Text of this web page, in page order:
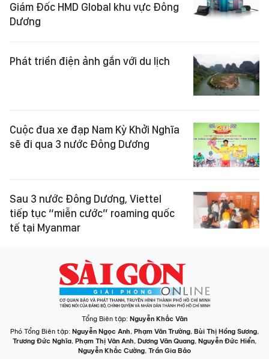
Giám Đốc HMD Global khu vực Đông
Dương
Phát triển điện ảnh gắn với du lịch
Cuộc đua xe đạp Nam Kỳ Khởi Nghĩa
sẽ đi qua 3 nước Đông Dương
Sau 3 nước Đông Dương, Viettel
tiếp tục “miễn cước” roaming quốc
tế tại Myanmar
Tổng Biên tập: Nguyễn Khắc Văn
Phó Tổng Biên tập: Nguyễn Ngọc Anh, Phạm Văn Trường, Bùi Thị Hồng Sương,
Trương Đức Nghĩa, Phạm Thị Vân Anh, Dương Văn Quang, Nguyễn Đức Hiển,
Nguyễn Khắc Cường, Trần Gia Bảo